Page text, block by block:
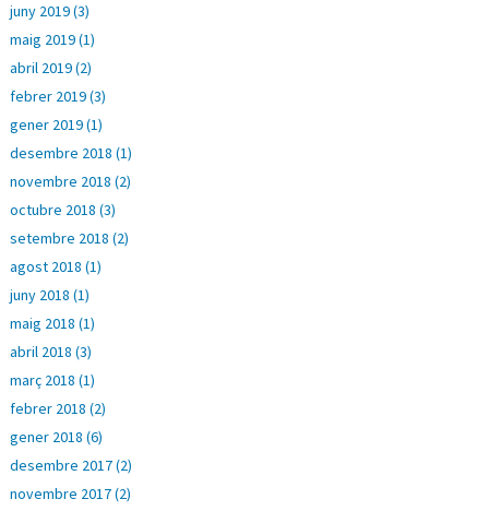
juny 2019 (3)
maig 2019 (1)
abril 2019 (2)
febrer 2019 (3)
gener 2019 (1)
desembre 2018 (1)
novembre 2018 (2)
octubre 2018 (3)
setembre 2018 (2)
agost 2018 (1)
juny 2018 (1)
maig 2018 (1)
abril 2018 (3)
març 2018 (1)
febrer 2018 (2)
gener 2018 (6)
desembre 2017 (2)
novembre 2017 (2)